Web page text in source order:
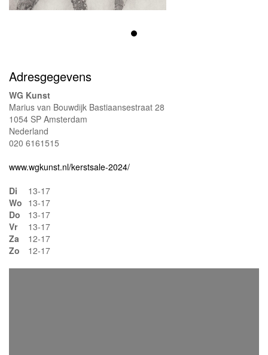
Adresgegevens
WG Kunst
Marius van Bouwdijk Bastiaansestraat 28
1054 SP Amsterdam
Nederland
020 6161515
www.wgkunst.nl/kerstsale-2024/
Di
13-17
Wo 13-17
Do
13-17
Vr
13-17
Za
12-17
Zo
12-17